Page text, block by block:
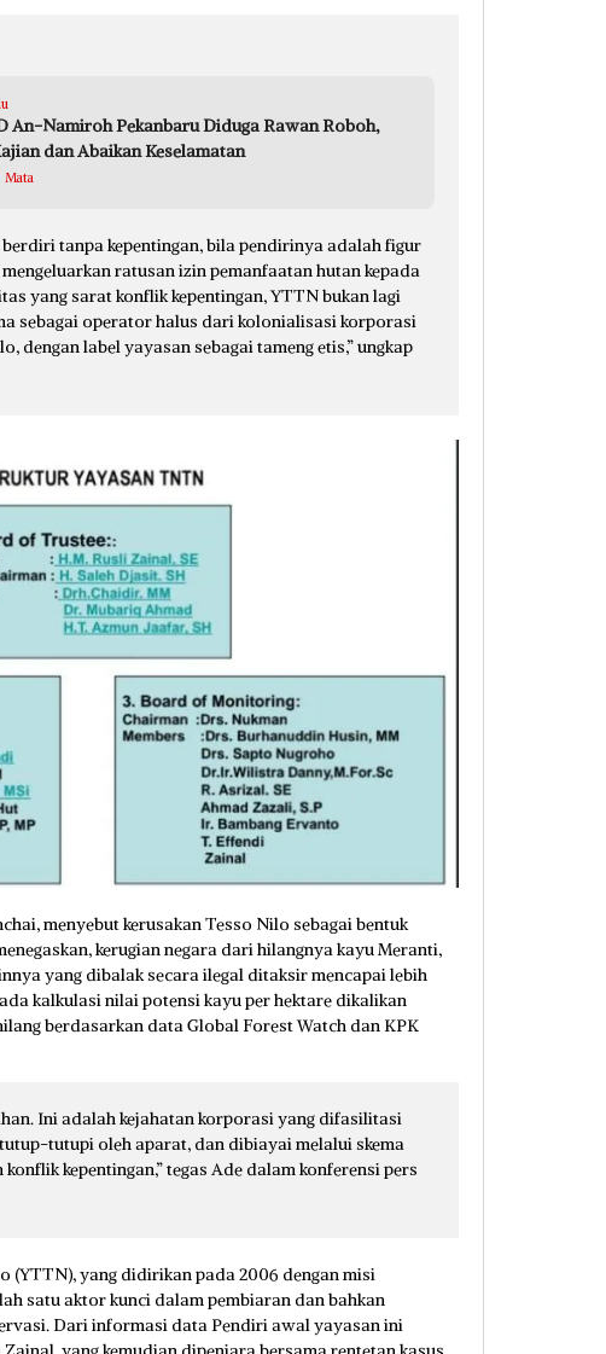
An-Namiroh Pekanbaru Diduga Rawan Roboh,
dan Abaikan Keselamatan
Mata
tanpa kepentingan, bila pendirinya adalah figur
ratusan izin pemanfaatan hutan kepada
yang sarat konflik kepentingan, YTTN bukan lagi
sebagai operator halus dari kolonialisasi korporasi
dengan label yayasan sebagai tameng etis,” ungkap
menyebut kerusakan Tesso Nilo sebagai bentuk
kerugian negara dari hilangnya kayu Meranti,
yang dibalak secara ilegal ditaksir mencapai lebih
kalkulasi nilai potensi kayu per hektare dikalikan
berdasarkan data Global Forest Watch dan KPK
Ini adalah kejahatan korporasi yang difasilitasi
tutupi oleh aparat, dan dibiayai melalui skema
konflik kepentingan,” tegas Ade dalam konferensi pers
(YTTN), yang didirikan pada 2006 dengan misi
satu aktor kunci dalam pembiaran dan bahkan
Dari informasi data Pendiri awal yayasan ini